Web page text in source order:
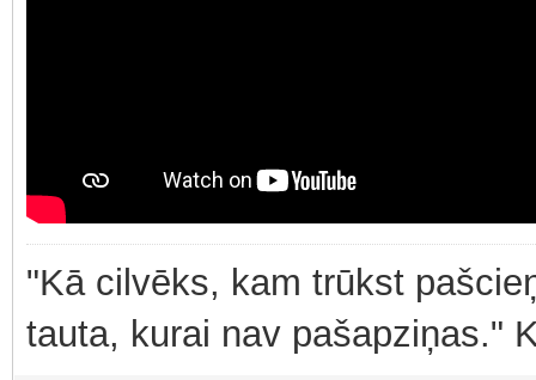
"Kā cilvēks, kam trūkst
tauta, kurai nav pašapziņas."